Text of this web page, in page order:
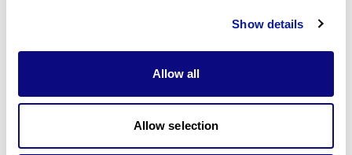
Show details
Allow all
Allow selection
주식회사 쓰리빌리언
서울특별시 강남구 테헤란로 415, 8층
사업자등록번호: 290-81-00524
대표이사: 금창원